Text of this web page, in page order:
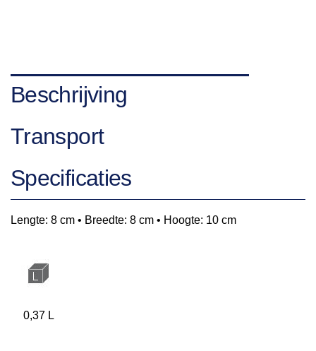
Beschrijving
Transport
Specificaties
Lengte: 8 cm • Breedte: 8 cm • Hoogte: 10 cm
0,37 L